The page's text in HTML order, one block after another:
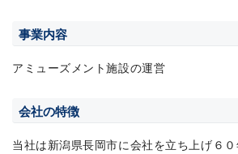
事業内容
アミューズメント施設の運営
会社の特徴
当社は新潟県長岡市に会社を立ち上げ６